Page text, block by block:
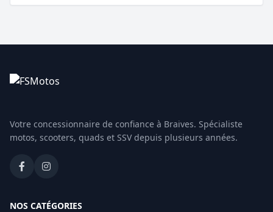
Votre concessionnaire de confiance à Braives. Spécialiste
motos, scooters, quads et SSV depuis plusieurs années.
NOS CATÉGORIES